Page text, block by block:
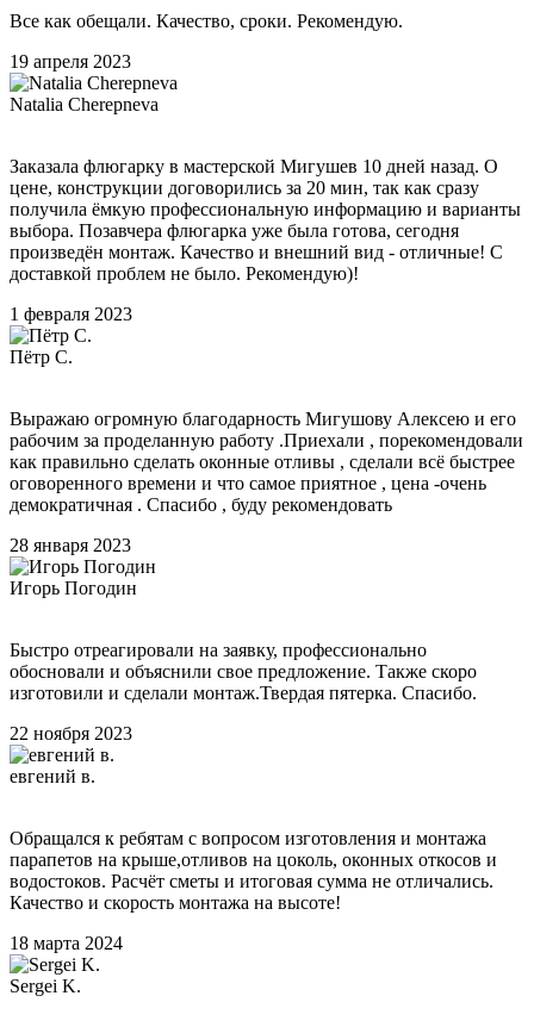
Все как обещали. Качество, сроки. Рекомендую.
19 апреля 2023
Natalia Cherepneva
Заказала флюгарку в мастерской Мигушев 10 дней назад. О
цене, конструкции договорились за 20 мин, так как сразу
получила ёмкую профессиональную информацию и варианты
выбора. Позавчера флюгарка уже была готова, сегодня
произведён монтаж. Качество и внешний вид - отличные! С
доставкой проблем не было. Рекомендую)!
1 февраля 2023
Пётр С.
Выражаю огромную благодарность Мигушову Алексею и его
рабочим за проделанную работу .Приехали , порекомендовали
как правильно сделать оконные отливы , сделали всё быстрее
оговоренного времени и что самое приятное , цена -очень
демократичная . Спасибо , буду рекомендовать
28 января 2023
Игорь Погодин
Быстро отреагировали на заявку, профессионально
обосновали и объяснили свое предложение. Также скоро
изготовили и сделали монтаж.Твердая пятерка. Спасибо.
22 ноября 2023
евгений в.
Обращался к ребятам с вопросом изготовления и монтажа
парапетов на крыше,отливов на цоколь, оконных откосов и
водостоков. Расчёт сметы и итоговая сумма не отличались.
Качество и скорость монтажа на высоте!
18 марта 2024
Sergei K.